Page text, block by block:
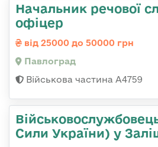
Начальник речової
офіцер
від 25000 до 50000 грн
Павлоград
Військова частина А4759
Сили України) у